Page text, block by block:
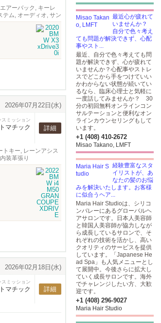
アーバック, キーレ
テム, オーディオ, サン
2026年07月22日(水)
スミッション
マチック 詳細
トキー, レーンアシス
装革張り
2026年02月18日(水)
スミッション
マチック 詳細
最近心が疲れて
いませんか？
自分で色々考え
ても問題が解決できず、心配
事やスト...
最近、自分で色々考えても問
題が解決できず、心が疲れて
いませんか？心配事やストレ
スでどこから手をつけていい
かわからない状態が続いてい
るなら、臨床心理士と気軽に
一度話してみませんか？ 30
分の初回無料オンラインコン
サルテーションと便利なオン
ラインカウンセリングもして
います。
+1 (408) 410-2672
Misao Takano, LMFT
経験豊富なスタ
イリストが、あ
なたの髪のお悩
みを解決いたします。お客様
に似合うヘア...
Maria Hair Studioは、シリコ
ンバレーにあるグローバルヘ
アサロンです。日本人美容師
と韓国人美容師が協力しなが
ら成長しているサロンで、そ
れぞれの技術を活かし、高い
クオリティのサービスを提供
しています。「Japanese He
ad Spa」も人気メニューとし
て展開中。今後さらに拡大し
ていく成長サロンです。海外
でチャレンジしたい方、大歓
迎です。
+1 (408) 296-9027
Maria Hair Studio